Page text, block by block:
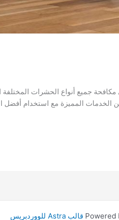
جميع أنواع الحشرات المختلفة
المميزة مع استخدام أفضل
قالب Astra للووردبريس